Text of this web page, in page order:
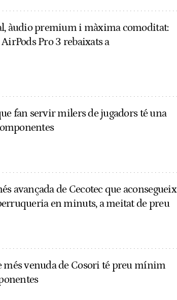
àudio premium i màxima comoditat:
Pro 3 rebaixats a
fan servir milers de jugadors té una
avançada de Cecotec que aconsegueix
en minuts, a meitat de preu
més venuda de Cosori té preu mínim